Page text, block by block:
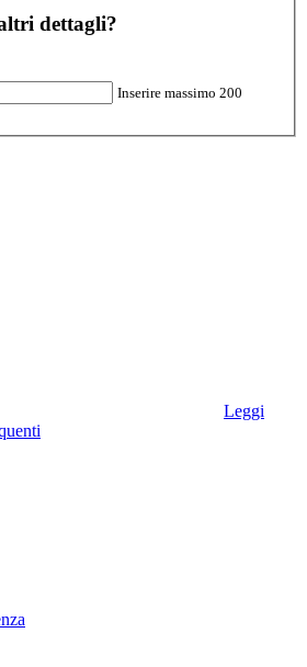
dettagli?
Inserire massimo 200
Leggi